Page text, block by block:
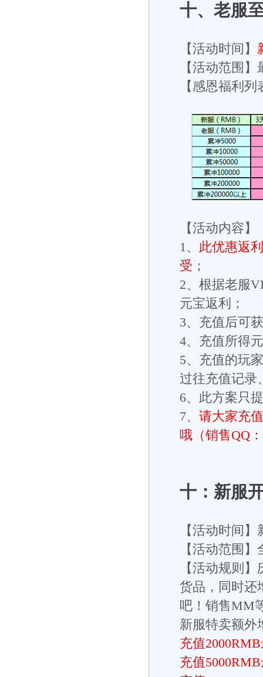
十、老服
【活动时间】
【活动范围】
【感恩福利列
【活动内容】
1、 此优惠返
受 ；
2、根据老服
元宝返利；
3、充值后可
4、充值所得
5、充值的玩
过往充值记录
6、此方案只
7、 请大家充
哦（销售QQ
十：新服
【活动时间
【活动范围】
【活动规则
货品，同时还
吧！销售MM
新服特卖额外
充值
充值